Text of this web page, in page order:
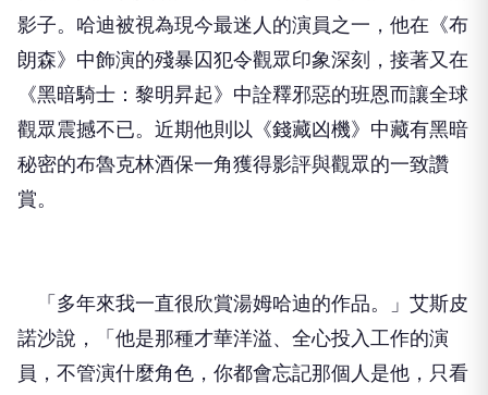
影子。哈迪被視為現今最迷人的演員之一，他在《布
朗森》中飾演的殘暴囚犯令觀眾印象深刻，接著又在
《黑暗騎士：黎明昇起》中詮釋邪惡的班恩而讓全球
觀眾震撼不已。近期他則以《錢藏凶機》中藏有黑暗
秘密的布魯克林酒保一角獲得影評與觀眾的一致讚
賞。
「多年來我一直很欣賞湯姆哈迪的作品。」艾斯皮
諾沙說，「他是那種才華洋溢、全心投入工作的演
員，不管演什麼角色，你都會忘記那個人是他，只看